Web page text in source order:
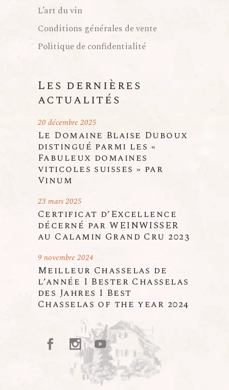
L’art du vin
Conditions générales de vente
Politique de confidentialité
Les dernières
actualités
Le Domaine Blaise Duboux
distingué parmi les «
Fabuleux domaines
viticoles suisses » par
Vinum
20 décembre 2025
Certificat d’Excellence
décerné par WEINWISSER
au Calamin Grand Cru 2023
23 mars 2025
Meilleur Chasselas de
l’année I Bester Chasselas
des Jahres I Best
Chasselas of the year 2024
9 novembre 2024